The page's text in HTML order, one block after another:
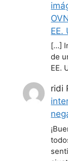
EE.
[…]
de
EE.
ridi